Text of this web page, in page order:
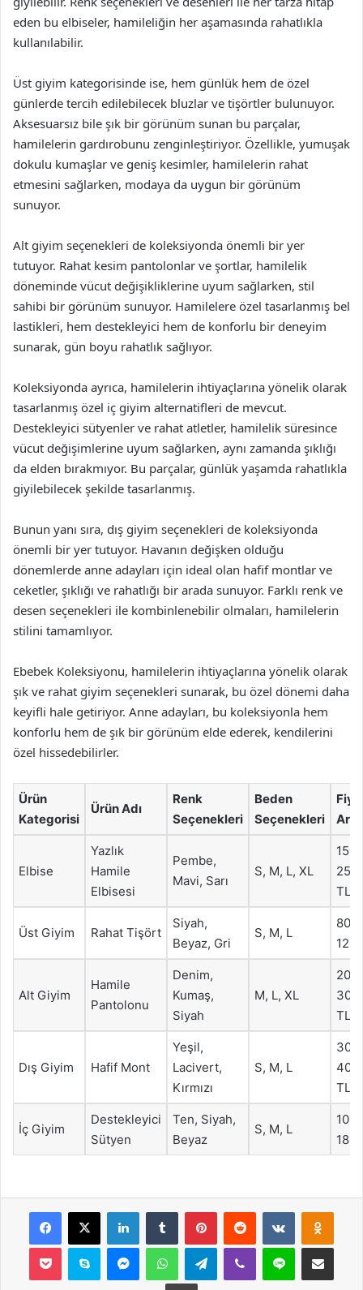
eden bu elbiseler, hamileliğin her aşamasında rahatlıkla
kullanılabilir.
Üst giyim kategorisinde ise, hem günlük hem de özel
günlerde tercih edilebilecek bluzlar ve tişörtler bulunuyor.
Aksesuarsız bile şık bir görünüm sunan bu parçalar,
hamilelerin gardırobunu zenginleştiriyor. Özellikle, yumuşak
dokulu kumaşlar ve geniş kesimler, hamilelerin rahat
etmesini sağlarken, modaya da uygun bir görünüm
sunuyor.
Alt giyim seçenekleri de koleksiyonda önemli bir yer
tutuyor. Rahat kesim pantolonlar ve şortlar, hamilelik
döneminde vücut değişikliklerine uyum sağlarken, stil
sahibi bir görünüm sunuyor. Hamilelere özel tasarlanmış bel
lastikleri, hem destekleyici hem de konforlu bir deneyim
sunarak, gün boyu rahatlık sağlıyor.
Koleksiyonda ayrıca, hamilelerin ihtiyaçlarına yönelik olarak
tasarlanmış özel iç giyim alternatifleri de mevcut.
Destekleyici sütyenler ve rahat atletler, hamilelik süresince
vücut değişimlerine uyum sağlarken, aynı zamanda şıklığı
da elden bırakmıyor. Bu parçalar, günlük yaşamda rahatlıkla
giyilebilecek şekilde tasarlanmış.
Bunun yanı sıra, dış giyim seçenekleri de koleksiyonda
önemli bir yer tutuyor. Havanın değişken olduğu
dönemlerde anne adayları için ideal olan hafif montlar ve
ceketler, şıklığı ve rahatlığı bir arada sunuyor. Farklı renk ve
desen seçenekleri ile kombinlenebilir olmaları, hamilelerin
stilini tamamlıyor.
Ebebek Koleksiyonu, hamilelerin ihtiyaçlarına yönelik olarak
şık ve rahat giyim seçenekleri sunarak, bu özel dönemi daha
keyifli hale getiriyor. Anne adayları, bu koleksiyonla hem
konforlu hem de şık bir görünüm elde ederek, kendilerini
özel hissedebilirler.
Ürün
Kategorisi
Ürün Adı
Renk
Seçenekleri
Beden
Seçenekleri
Elbise
Yazlık
Hamile
Elbisesi
Pembe,
Mavi, Sarı
S, M, L, XL
150-
250
TL
Üst Giyim Rahat Tişört
Siyah,
Beyaz, Gri
S, M, L
80-
120
Alt Giyim
Hamile
Pantolonu
Denim,
Kumaş,
Siyah
M, L, XL
200-
300
TL
Dış Giyim Hafif Mont
Yeşil,
Lacivert,
Kırmızı
S, M, L
400
TL
İç Giyim
Destekleyici
Sütyen
Ten, Siyah,
Beyaz
S, M, L
100-
180
Facebook
X LinkedInTumblr PinterestReddit VKontakte
Pocket Skype MessengerWhatsAppTelegramViber Line E-Posta ile
Yazdır